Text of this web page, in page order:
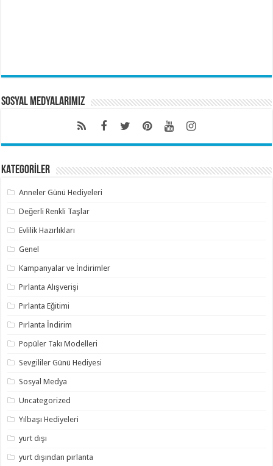
Sosyal Medyalarımız
KATEGORİLER
Anneler Günü Hediyeleri
Değerli Renkli Taşlar
Evlilik Hazırlıkları
Genel
Kampanyalar ve İndirimler
Pırlanta Alışverişi
Pırlanta Eğitimi
Pırlanta İndirim
Popüler Takı Modelleri
Sevgililer Günü Hediyesi
Sosyal Medya
Uncategorized
Yılbaşı Hediyeleri
yurt dışı
yurt dışından pırlanta